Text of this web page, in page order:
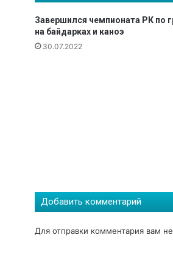
К
а
з
а
т
Завершился чемпионата РК по
на байдарках и каноэ
30.07.2022
Добавить комментарий
Для отправки комментария вам